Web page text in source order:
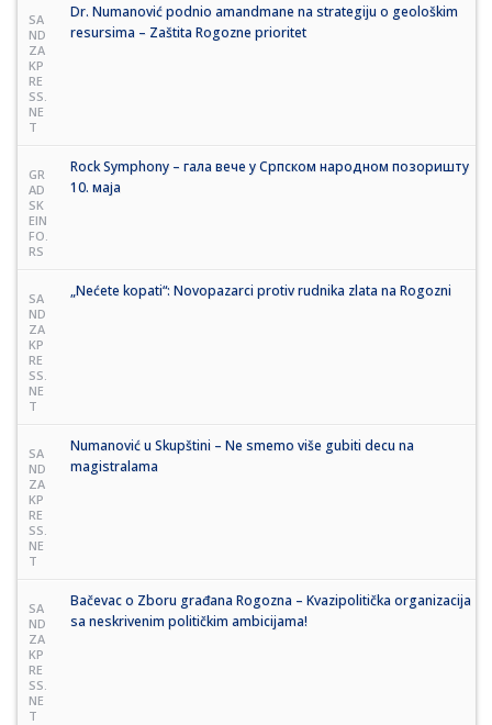
SA
ND
ZA
KP
RE
SS.
NE
T
Dr. Numanović podnio amandmane na strategiju o geološkim
resursima – Zaštita Rogozne prioritet
GR
AD
SK
EIN
FO.
RS
Rock Symphony – гала вече у Српском народном позоришту
10. маја
SA
ND
ZA
KP
RE
SS.
NE
T
„Nećete kopati“: Novopazarci protiv rudnika zlata na Rogozni
SA
ND
ZA
KP
RE
SS.
NE
T
Numanović u Skupštini – Ne smemo više gubiti decu na
magistralama
SA
ND
ZA
KP
RE
SS.
NE
T
Bačevac o Zboru građana Rogozna – Kvazipolitička organizacija
sa neskrivenim političkim ambicijama!